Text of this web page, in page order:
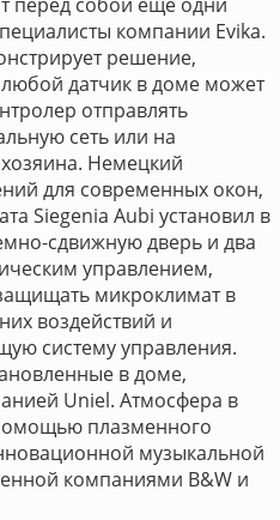
компании Evika.
решение,
датчик в доме может
отправлять
сеть или на
Немецкий
для современных окон,
Siegenia Aubi установил в
сдвижную дверь и два
управлением,
микроклимат в
воздействий и
систему управления.
в доме,
Uniel. Атмосфера в
плазменного
музыкальной
компаниями B&W и